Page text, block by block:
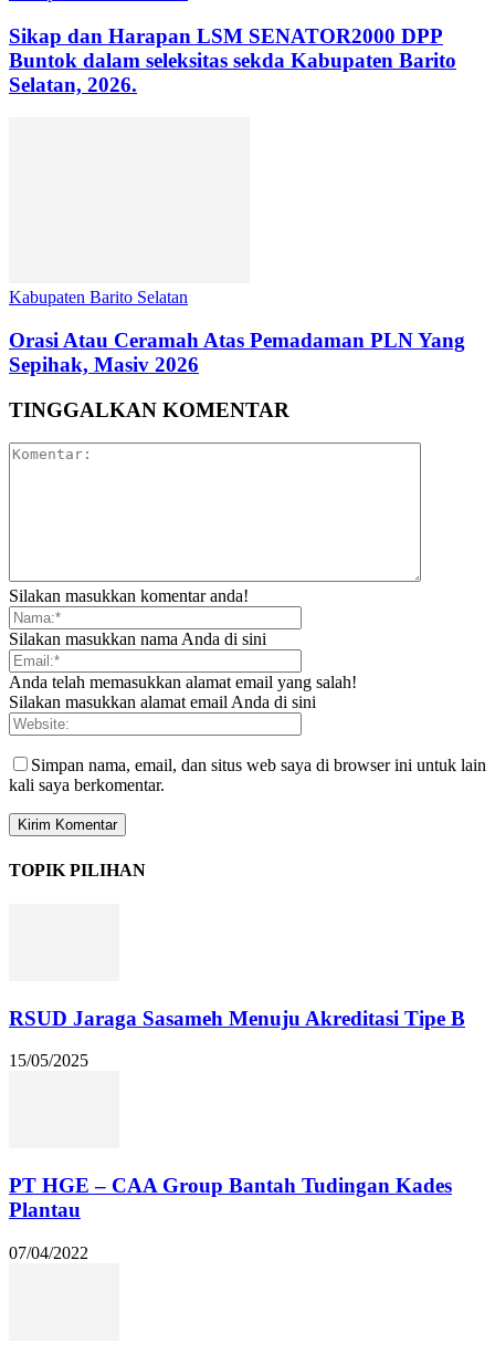
Sikap dan Harapan LSM SENATOR2000 DPP
Buntok dalam seleksitas sekda Kabupaten Barito
Selatan, 2026.
Kabupaten Barito Selatan
Orasi Atau Ceramah Atas Pemadaman PLN Yang
Sepihak, Masiv 2026
TINGGALKAN KOMENTAR
Silakan masukkan komentar anda!
Silakan masukkan nama Anda di sini
Anda telah memasukkan alamat email yang salah!
Silakan masukkan alamat email Anda di sini
Simpan nama, email, dan situs web saya di browser ini untuk lain
kali saya berkomentar.
TOPIK PILIHAN
RSUD Jaraga Sasameh Menuju Akreditasi Tipe B
15/05/2025
PT HGE – CAA Group Bantah Tudingan Kades
Plantau
07/04/2022